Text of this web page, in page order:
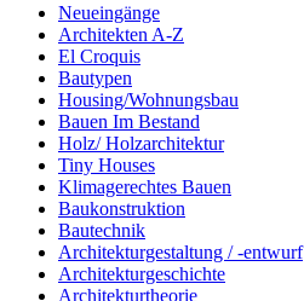
Neueingänge
Architekten A-Z
El Croquis
Bautypen
Housing/Wohnungsbau
Bauen Im Bestand
Holz/ Holzarchitektur
Tiny Houses
Klimagerechtes Bauen
Baukonstruktion
Bautechnik
Architekturgestaltung / -entwurf
Architekturgeschichte
Architekturtheorie